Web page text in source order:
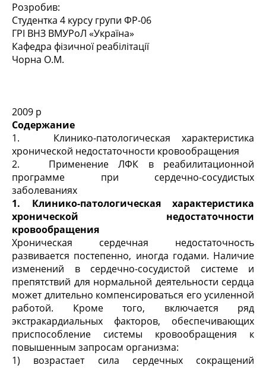
Розробив:
Студентка 4 курсу групи ФР-06
ГРІ ВНЗ ВМУРоЛ «Україна»
Кафедра фізичної реабілітації
Чорна О.М.
2009 р
Содержание
1. Клинико-патологическая характеристика
хронической недостаточности кровообращения
2. Применение ЛФК в реабилитационной
программе при сердечно-сосудистых
заболеваниях
1. Клинико-патологическая характеристика
хронической недостаточности
кровообращения
Хроническая сердечная недостаточность
развивается постепенно, иногда годами. Наличие
изменений в сердечно-сосудистой системе и
препятствий для нормальной деятельности сердца
может длительно компенсироваться его усиленной
работой. Кроме того, включается ряд
экстракардиальных факторов, обеспечивающих
приспособление системы кровообращения к
повышенным запросам организма:
1) возрастает сила сердечных сокращений